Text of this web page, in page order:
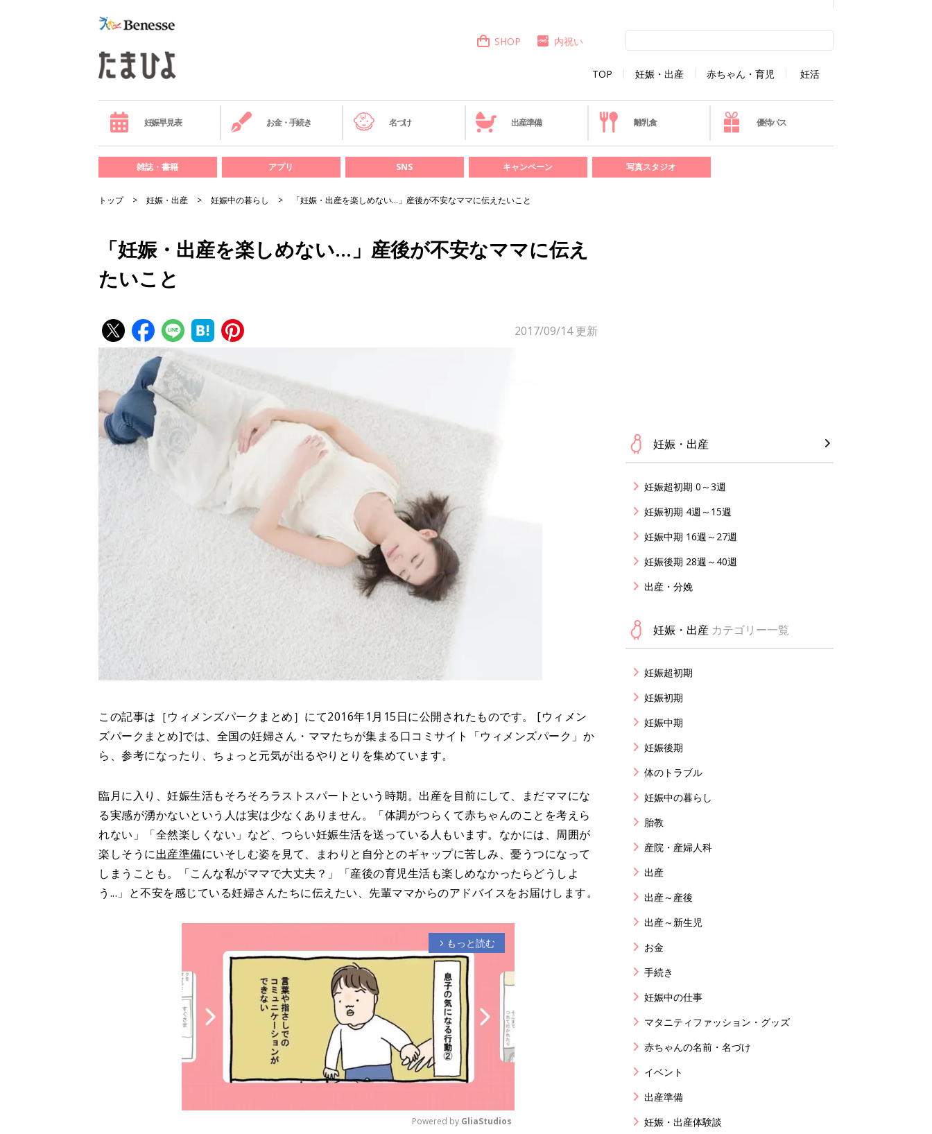
TOP 妊娠・出産 赤ちゃん・育児 妊活
SHOP 内祝い
妊娠早見表 お金・手続き 名づけ 出産準備 離乳食 優待パス
雑誌・書籍 アプリ SNS キャンペーン 写真スタジオ
トップ 妊娠・出産 妊娠中の暮らし 「妊娠・出産を楽しめない...」産後が不安なママに伝えたいこと
「妊娠・出産を楽しめない...」産後が不安なママに伝え
たいこと
2017/09/14更新
この記事は［ウィメンズパークまとめ］にて2016年1月15日に公開されたものです。 [ウィメン
ズパークまとめ]では、全国の妊婦さん・ママたちが集まる口コミサイト「ウィメンズパーク」か
ら、参考になったり、ちょっと元気が出るやりとりを集めています。
臨月に入り、妊娠生活もそろそろラストスパートという時期。出産を目前にして、まだママにな
る実感が湧かないという人は実は少なくありません。「体調がつらくて赤ちゃんのことを考えら
れない」「全然楽しくない」など、つらい妊娠生活を送っている人もいます。なかには、周囲が
楽しそうに出産準備にいそしむ姿を見て、まわりと自分とのギャップに苦しみ、憂うつになって
しまうことも。「こんな私がママで大丈夫？」「産後の育児生活も楽しめなかったらどうしよ
う...」と不安を感じている妊婦さんたちに伝えたい、先輩ママからのアドバイスをお届けします。
arrow_forward_ios もっと読む
Powered by GliaStudios
妊娠・出産
妊娠超初期 0～3週
妊娠初期 4週～15週
妊娠中期 16週～27週
妊娠後期 28週～40週
出産・分娩
妊娠・出産 カテゴリー一覧
妊娠超初期
妊娠初期
妊娠中期
妊娠後期
体のトラブル
妊娠中の暮らし
胎教
産院・産婦人科
出産
出産～産後
出産～新生児
お金
手続き
妊娠中の仕事
マタニティファッション・グッズ
赤ちゃんの名前・名づけ
イベント
出産準備
妊娠・出産体験談